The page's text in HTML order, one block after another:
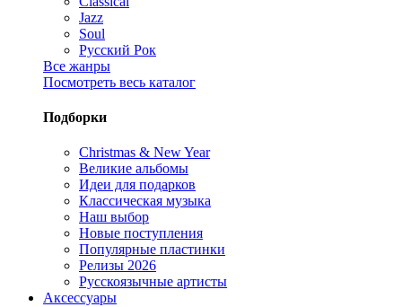
Jazz
Soul
Русский Рок
Все жанры
Посмотреть весь каталог
Подборки
Christmas & New Year
Великие альбомы
Идеи для подарков
Классическая музыка
Наш выбор
Новые поступления
Популярные пластинки
Релизы 2026
Русскоязычные артисты
Аксессуары